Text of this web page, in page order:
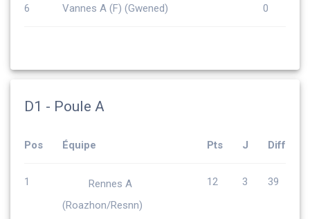
6 Vannes A (F) (Gwened) 0
D1 - Poule A
Pos Équipe Pts J Diff
1
Rennes A
(Roazhon/Resnn)
12 3 39